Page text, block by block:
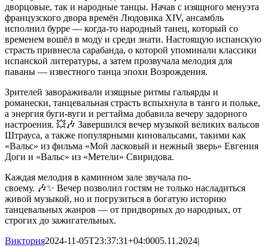
дворцовые, так и народные танцы. Начав с изящного менуэта
французского двора времён Людовика XIV, ансамбль
исполнил бурре — когда-то народный танец, который со
временем вошёл в моду и среди знати. Настоящую испанскую
страсть привнесла сарабанда, о которой упоминали классики
испанской литературы, а затем прозвучала мелодия для
паваны — известного танца эпохи Возрождения.
Зрителей завораживали изящные ритмы гальярды и
романески, танцевальная страсть вспыхнула в танго и польке,
а энергия буги-вуги и регтайма добавила вечеру задорного
настроения. 💥🎶 Завершился вечер музыкой великих вальсов
Штрауса, а также популярными киновальсами, такими как
«Вальс» из фильма «Мой ласковый и нежный зверь» Евгения
Доги и «Вальс» из «Метели» Свиридова.
Каждая мелодия в каминном зале звучала по-
своему. 🎶✨ Вечер позволил гостям не только насладиться
живой музыкой, но и погрузиться в богатую историю
танцевальных жанров — от придворных до народных, от
строгих до зажигательных.
Виктория2024-11-05T23:37:31+04:0005.11.2024|